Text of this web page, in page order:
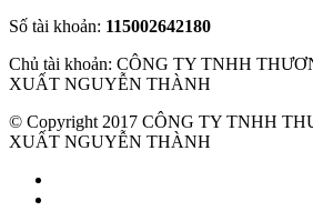
Số tài khoản: 115002642180
Chủ tài khoản: CÔNG TY TNHH
XUẤT NGUYỄN THÀNH
© Copyright 2017 CÔNG TY TNHH
XUẤT NGUYỄN THÀNH